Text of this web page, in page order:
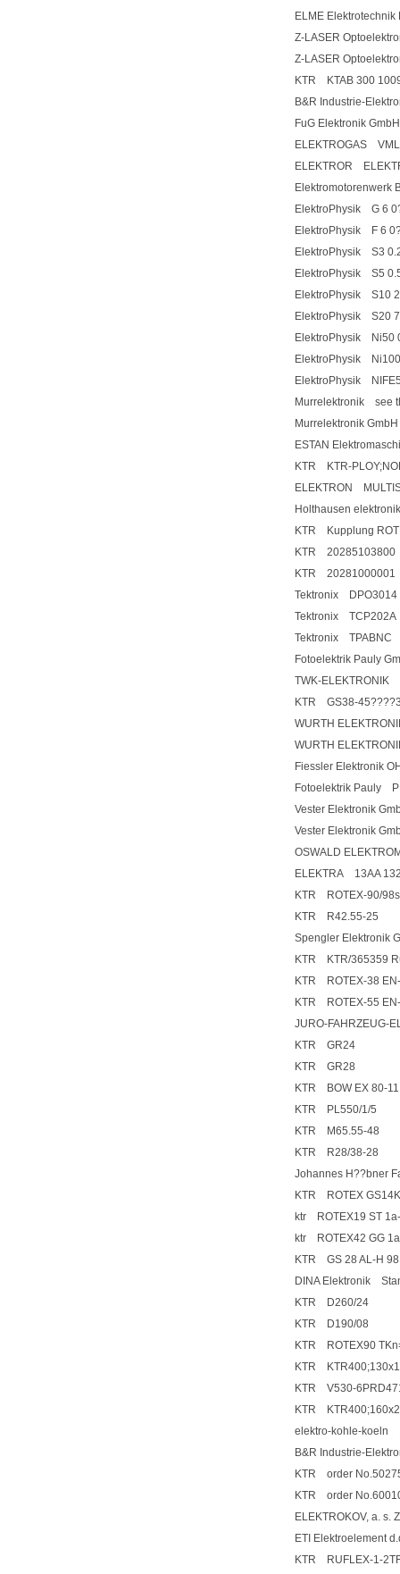
ELME
Z-LASER
Z-LASER
KTR KTAB 300
B&R Industrie-
FuG Elektronik
ELEKTROGAS
ELEKTROR
Elektromotorenwerk
ElektroPhysik G 6
ElektroPhysik F 6
ElektroPhysik S3
ElektroPhysik S5
ElektroPhysik S10
ElektroPhysik S20
ElektroPhysik Ni50
ElektroPhysik
ElektroPhysik
Murrelektronik see
Murrelektronik
ESTAN
KTR KTR-
ELEKTRON
Holthausen
KTR Kupplung
KTR 20285103800
KTR 20281000001
Tektronix DPO3014
Tektronix TCP202A
Tektronix TPABNC
Fotoelektrik Pauly
TWK-ELEKTRONIK
KTR GS38-
WURTH
WURTH
Fiessler Elektronik
Fotoelektrik Pauly
Vester Elektronik
Vester Elektronik
OSWALD
ELEKTRA 13AA
KTR ROTEX-90/
KTR R42.55-25
Spengler Elektronik
KTR KTR/365359
KTR ROTEX-38
KTR ROTEX-55
JURO-FAHRZEUG-
KTR GR24
KTR GR28
KTR BOW EX 80-
KTR PL550/1/5
KTR M65.55-48
KTR R28/38-28
Johannes H??bner
KTR ROTEX
ktr ROTEX19 ST
ktr ROTEX42 GG
KTR GS 28 AL-H 98
DINA Elektronik
KTR D260/24
KTR D190/08
KTR ROTEX90
KTR
KTR V530-
KTR
elektro-kohle-koeln
B&R Industrie-
KTR order
KTR order
ELEKTROKOV, a.
ETI Elektroelement
KTR RUFLEX-1-